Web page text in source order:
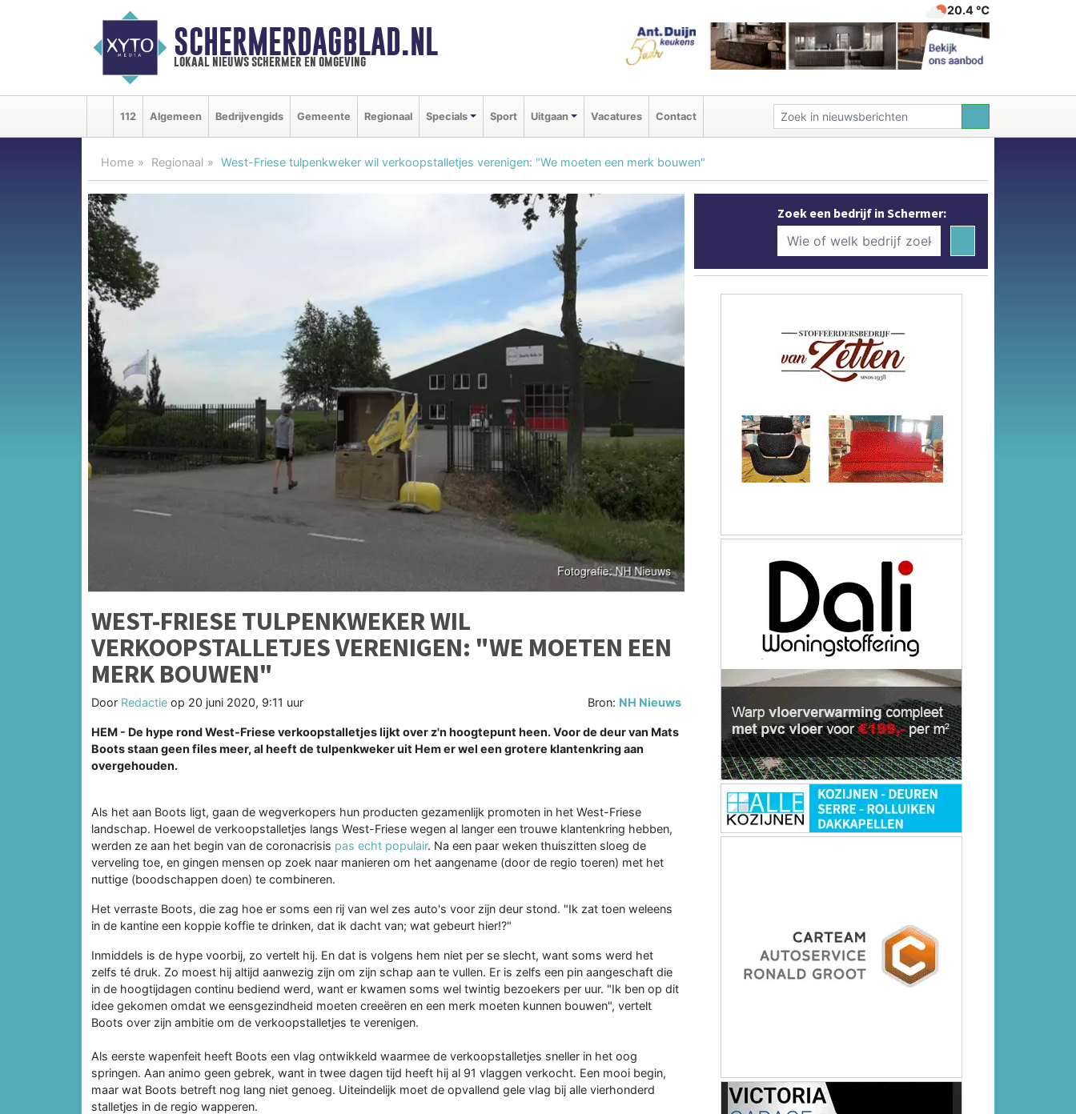
SCHERMERDAGBLAD.NL
lokaal nieuws schermer en omgeving
20.4 ℃
112 Algemeen Bedrijvengids Gemeente Regionaal Specials Sport Uitgaan Vacatures Contact
Home Regionaal West-Friese tulpenkweker wil verkoopstalletjes verenigen: "We moeten een merk bouwen"
WEST-FRIESE TULPENKWEKER WIL
VERKOOPSTALLETJES VERENIGEN: "WE MOETEN EEN
MERK BOUWEN"
Door Redactie op 20 juni 2020, 9:11 uur Bron: NH Nieuws
HEM - De hype rond West-Friese verkoopstalletjes lijkt over z'n hoogtepunt heen. Voor de deur van Mats
Boots staan geen files meer, al heeft de tulpenkweker uit Hem er wel een grotere klantenkring aan
overgehouden.
Als het aan Boots ligt, gaan de wegverkopers hun producten gezamenlijk promoten in het West-Friese
landschap. Hoewel de verkoopstalletjes langs West-Friese wegen al langer een trouwe klantenkring hebben,
werden ze aan het begin van de coronacrisis pas echt populair. Na een paar weken thuiszitten sloeg de
verveling toe, en gingen mensen op zoek naar manieren om het aangename (door de regio toeren) met het
nuttige (boodschappen doen) te combineren.
Het verraste Boots, die zag hoe er soms een rij van wel zes auto's voor zijn deur stond. "Ik zat toen weleens
in de kantine een koppie koffie te drinken, dat ik dacht van; wat gebeurt hier!?"
Inmiddels is de hype voorbij, zo vertelt hij. En dat is volgens hem niet per se slecht, want soms werd het
zelfs té druk. Zo moest hij altijd aanwezig zijn om zijn schap aan te vullen. Er is zelfs een pin aangeschaft die
in de hoogtijdagen continu bediend werd, want er kwamen soms wel twintig bezoekers per uur. "Ik ben op dit
idee gekomen omdat we eensgezindheid moeten creeëren en een merk moeten kunnen bouwen", vertelt
Boots over zijn ambitie om de verkoopstalletjes te verenigen.
Als eerste wapenfeit heeft Boots een vlag ontwikkeld waarmee de verkoopstalletjes sneller in het oog
springen. Aan animo geen gebrek, want in twee dagen tijd heeft hij al 91 vlaggen verkocht. Een mooi begin,
maar wat Boots betreft nog lang niet genoeg. Uiteindelijk moet de opvallend gele vlag bij alle vierhonderd
stalletjes in de regio wapperen.
Zoek een bedrijf in Schermer: